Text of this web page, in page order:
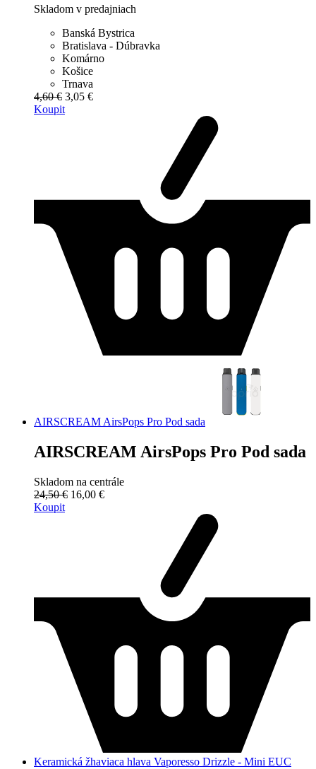
Skladom v predajniach
Banská Bystrica
Bratislava - Dúbravka
Komárno
Košice
Trnava
4,60 € 3,05 €
Koupit
AIRSCREAM AirsPops Pro Pod sada
AIRSCREAM AirsPops Pro Pod sada
Skladom na centrále
24,50 € 16,00 €
Koupit
Keramická žhaviaca hlava Vaporesso Drizzle - Mini EUC